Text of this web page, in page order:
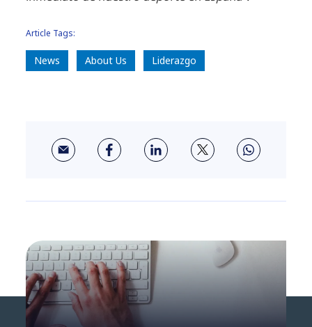
Article Tags:
News About Us Liderazgo